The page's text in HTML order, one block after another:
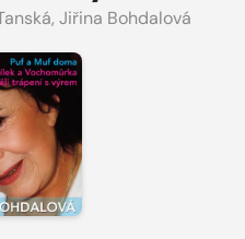
, Jiřina Bohdalová